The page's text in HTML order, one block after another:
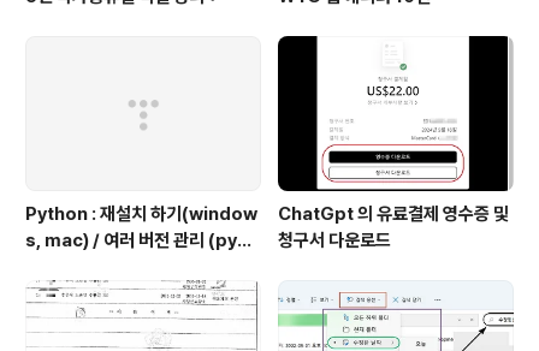
Python : 재설치 하기(window
s, mac) / 여러 버전 관리 (pyen
ChatGpt 의 유료결제 영수증 및
청구서 다운로드